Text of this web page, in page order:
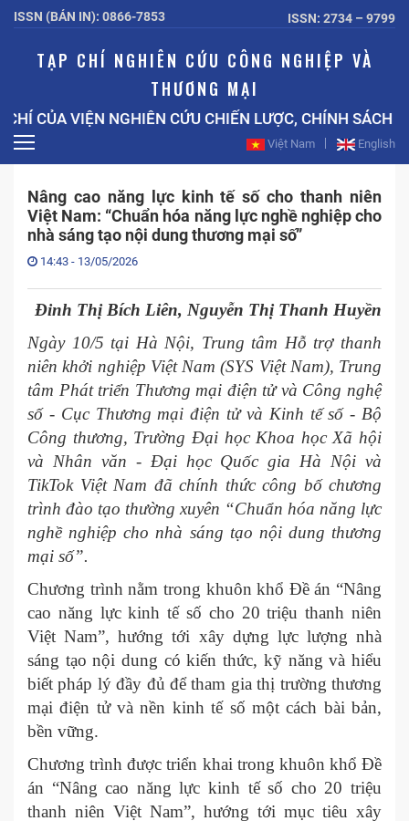
ISSN (BẢN IN): 0866-7853 ISSN: 2734 – 9799
TẠP CHÍ NGHIÊN CỨU CÔNG NGHIỆP VÀ
THƯƠNG MẠI
VIỆN NGHIÊN CỨU CHIẾN LƯỢC, CHÍNH SÁCH CÔNG
Việt Nam English
Nâng cao năng lực kinh tế số cho thanh niên
Việt Nam: “Chuẩn hóa năng lực nghề nghiệp cho
nhà sáng tạo nội dung thương mại số”
14:43 - 13/05/2026
Đinh Thị Bích Liên, Nguyễn Thị Thanh Huyền
Ngày 10/5 tại Hà Nội, Trung tâm Hỗ trợ thanh
niên khởi nghiệp Việt Nam (SYS Việt Nam), Trung
tâm Phát triển Thương mại điện tử và Công nghệ
số - Cục Thương mại điện tử và Kinh tế số - Bộ
Công thương, Trường Đại học Khoa học Xã hội
và Nhân văn - Đại học Quốc gia Hà Nội và
TikTok Việt Nam đã chính thức công bố chương
trình đào tạo thường xuyên “Chuẩn hóa năng lực
nghề nghiệp cho nhà sáng tạo nội dung thương
mại số”.
Chương trình nằm trong khuôn khổ Đề án “Nâng
cao năng lực kinh tế số cho 20 triệu thanh niên
Việt Nam”, hướng tới xây dựng lực lượng nhà
sáng tạo nội dung có kiến thức, kỹ năng và hiểu
biết pháp lý đầy đủ để tham gia thị trường thương
mại điện tử và nền kinh tế số một cách bài bản,
bền vững.
Chương trình được triển khai trong khuôn khổ Đề
án “Nâng cao năng lực kinh tế số cho 20 triệu
thanh niên Việt Nam”, hướng tới mục tiêu xây